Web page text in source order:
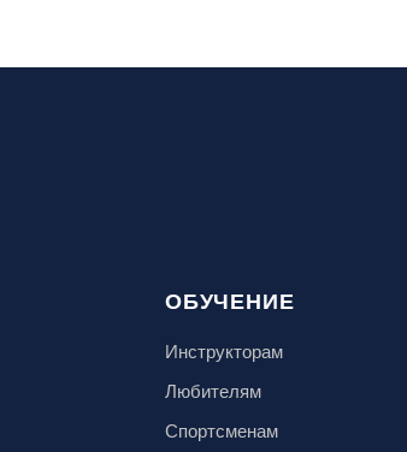
«Золотая
ОБУЧЕНИЕ
Инструкторам
Любителям
Спортсменам